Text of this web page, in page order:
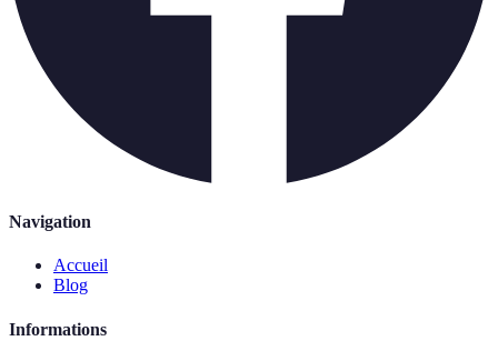
Navigation
Accueil
Blog
Informations